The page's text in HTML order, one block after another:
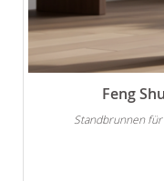
Feng
Standbrunnen